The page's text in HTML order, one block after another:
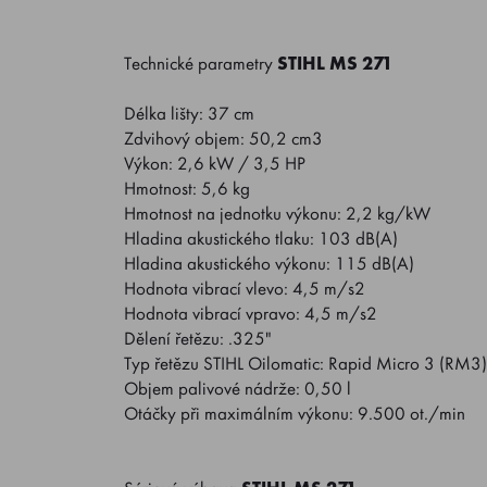
Technické parametry STIHL MS 271
Délka lišty: 37 cm
Zdvihový objem: 50,2 cm3
Výkon: 2,6 kW / 3,5 HP
Hmotnost: 5,6 kg
Hmotnost na jednotku výkonu: 2,2 kg/kW
Hladina akustického tlaku: 103 dB(A)
Hladina akustického výkonu: 115 dB(A)
Hodnota vibrací vlevo: 4,5 m/s2
Hodnota vibrací vpravo: 4,5 m/s2
Dělení řetězu: .325"
Typ řetězu STIHL Oilomatic: Rapid Micro 3 (RM3)
Objem palivové nádrže: 0,50 l
Otáčky při maximálním výkonu: 9.500 ot./min